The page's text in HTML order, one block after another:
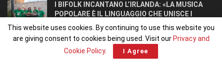
I BIFOLK INCANTANO L’IRLANDA: «LA MUSICA
POPOLARE È IL LINGUAGGIO CHE UNISCE I
POPOLI»
JULY 31, 2026
This website uses cookies. By continuing to use this website you
are giving consent to cookies being used. Visit our Privacy and
Cookie Policy. I Agree